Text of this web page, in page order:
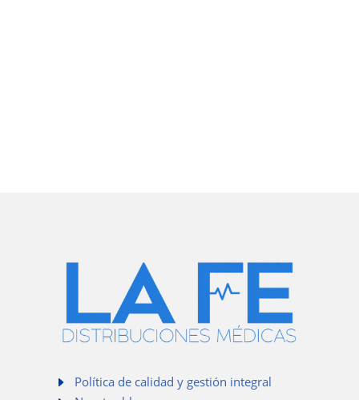
E Política de calidad y gestión integral